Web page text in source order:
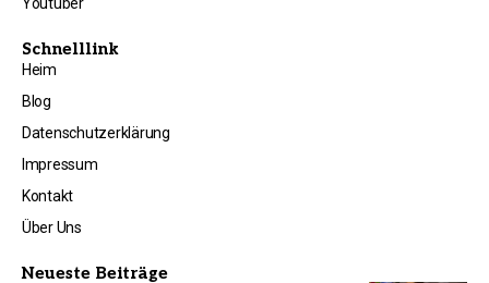
Youtuber
Schnelllink
Heim
Blog
Datenschutzerklärung
Impressum
Kontakt
Über Uns
Neueste Beiträge